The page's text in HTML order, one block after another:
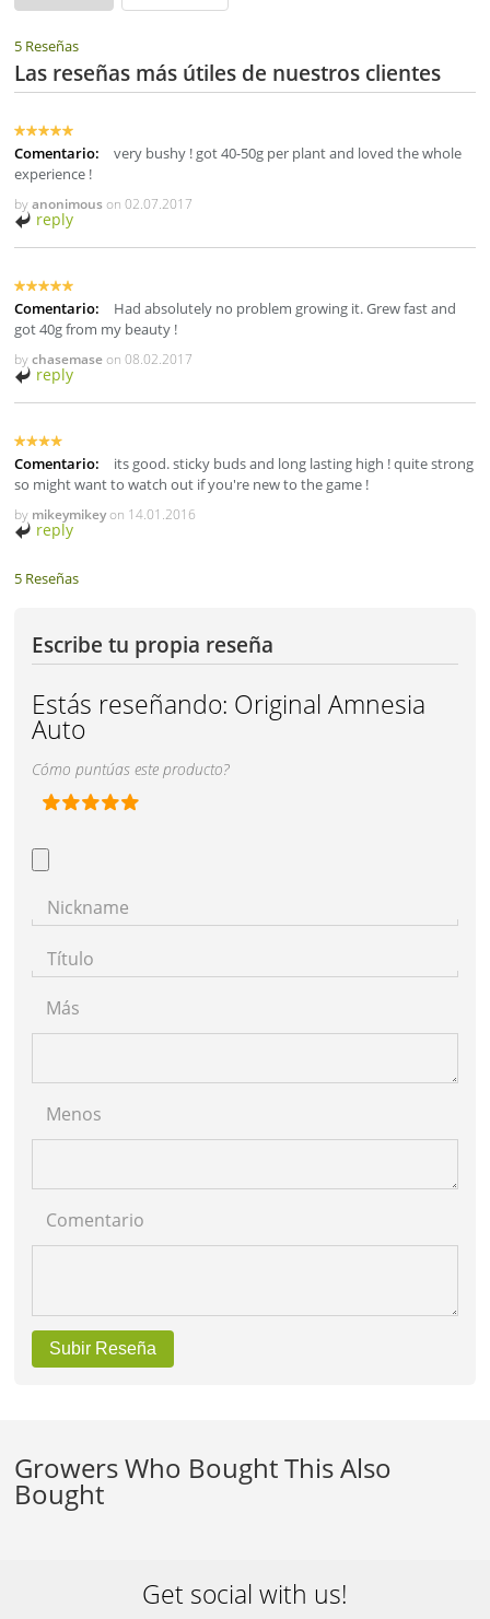
5 Reseñas
Las reseñas más útiles de nuestros clientes
Comentario:
very bushy ! got 40-50g per plant and loved the whole
experience !
byanonimouson02.07.2017
reply
Comentario:
Had absolutely no problem growing it. Grew fast and
got 40g from my beauty !
bychasemaseon08.02.2017
reply
Comentario:
its good. sticky buds and long lasting high ! quite strong
so might want to watch out if you're new to the game !
by mikeymikeyon 14.01.2016
reply
5 Reseñas
Escribe tu propia reseña
Estás reseñando: Original Amnesia
Auto
Cómo puntúas este producto?
Nickname
Título
Más
Menos
Comentario
Subir Reseña
Growers Who Bought This Also
Bought
Get social with us!